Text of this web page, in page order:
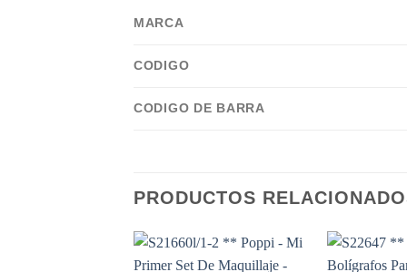
MARCA
CODIGO
CODIGO DE BARRA
PRODUCTOS